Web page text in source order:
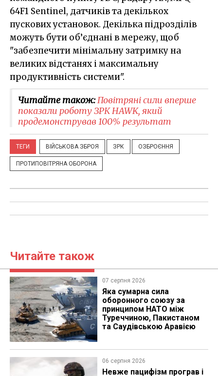
64F1 Sentinel, датчиків та декількох
пускових установок. Декілька підрозділів
можуть бути об’єднані в мережу, щоб
"забезпечити мінімальну затримку на
великих відстанях і максимальну
продуктивність системи".
Читайте також:Повітряні сили вперше
показали роботу ЗРК HAWK, який
продемонстрував 100% результат
ТЕГИ ВІЙСЬКОВА ЗБРОЯ ЗРК ОЗБРОЄННЯ
ПРОТИПОВІТРЯНА ОБОРОНА
Читайте також
07 серпня 2026
Яка сумарна сила
оборонного союзу за
принципом НАТО між
Туреччиною, Пакистаном
та Саудівською Аравією
06 серпня 2026
Невже пацифізм програв і